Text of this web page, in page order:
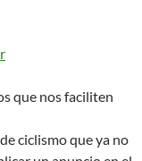
que nos faciliten
ciclismo que ya no